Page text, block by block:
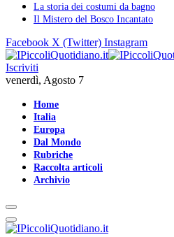
La storia dei costumi da bagno
Il Mistero del Bosco Incantato
Facebook X (Twitter) Instagram
Iscriviti
venerdì, Agosto 7
Home
Italia
Europa
Dal Mondo
Rubriche
Raccolta articoli
Archivio